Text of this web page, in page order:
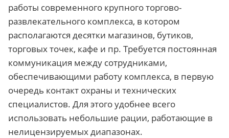
работы современного крупного торгово-
развлекательного комплекса, в котором
располагаются десятки магазинов, бутиков,
торговых точек, кафе и пр. Требуется постоянная
коммуникация между сотрудниками,
обеспечивающими работу комплекса, в первую
очередь контакт охраны и технических
специалистов. Для этого удобнее всего
использовать небольшие рации, работающие в
нелицензируемых диапазонах.